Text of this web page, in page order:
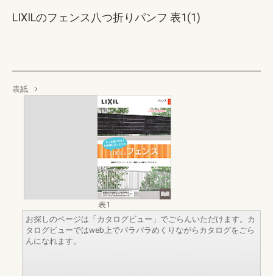
LIXILのフェンス八つ折りパンフ 表1(1)
表紙
表1
お探しのページは「カタログビュー」でごらんいただけます。カ
タログビューではweb上でパラパラめくりながらカタログをごら
んになれます。